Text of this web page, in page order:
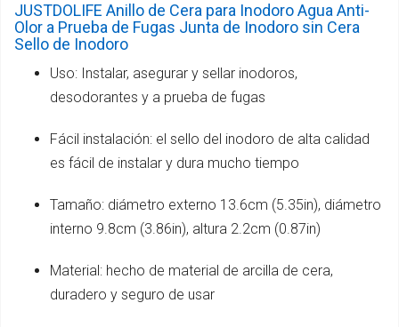
JUSTDOLIFE Anillo de Cera para Inodoro Agua Anti-
Olor a Prueba de Fugas Junta de Inodoro sin Cera
Sello de Inodoro
Uso: Instalar, asegurar y sellar inodoros,
desodorantes y a prueba de fugas
Fácil instalación: el sello del inodoro de alta calidad
es fácil de instalar y dura mucho tiempo
Tamaño: diámetro externo 13.6cm (5.35in), diámetro
interno 9.8cm (3.86in), altura 2.2cm (0.87in)
Material: hecho de material de arcilla de cera,
duradero y seguro de usar